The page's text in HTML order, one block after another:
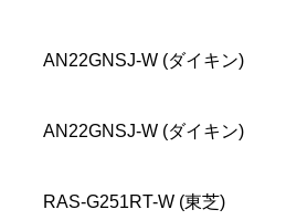
AN22GNSJ-W (ダイキン)
AN22GNSJ-W (ダイキン)
RAS-G251RT-W (東芝)